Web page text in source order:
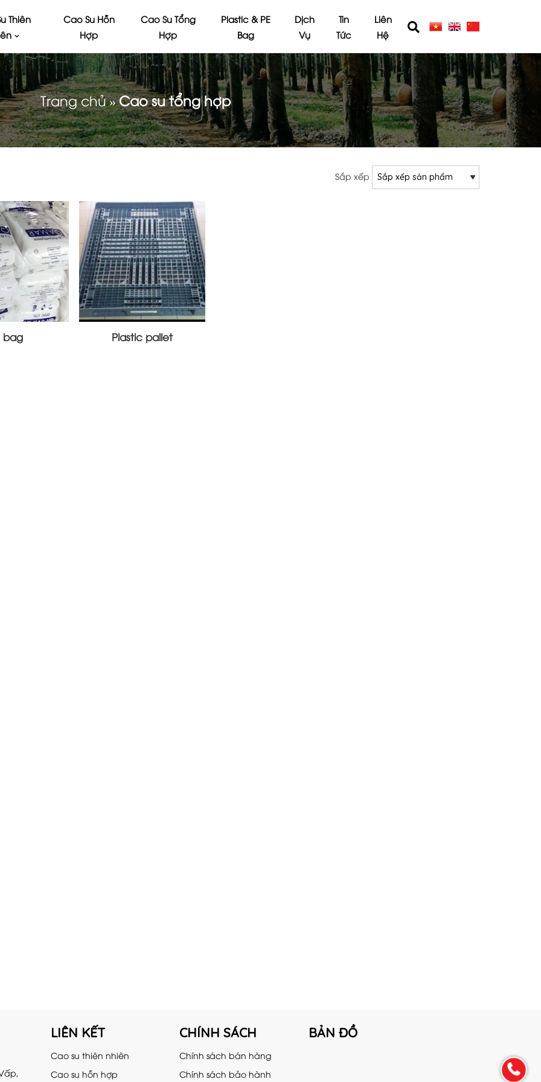
Thiên
Cao Su Hỗn
Hợp
Cao Su Tổng
Hợp
Plastic & PE
Bag
Dịch
Vụ
Tin
Tức
Liên
Hệ
Trang chủ»Cao su tổng hợp
Sắp xếp
bag Plastic pallet
LIÊN KẾT
Cao su thiên nhiên
Cao su hỗn hợp
CHÍNH SÁCH
Chính sách bán hàng
Chính sách bảo hành
BẢN ĐỒ